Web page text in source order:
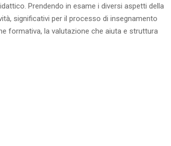
Prendendo in esame i diversi aspetti della
significativi per il processo di insegnamento
formativa, la valutazione che aiuta e struttura